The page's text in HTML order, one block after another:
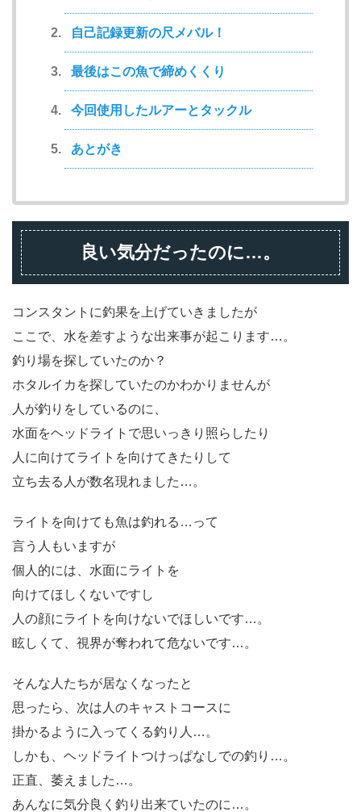
自己記録更新の尺メバル！
最後はこの魚で締めくくり
今回使用したルアーとタックル
あとがき
良い気分だったのに…。
コンスタントに釣果を上げていきましたが
ここで、水を差すような出来事が起こります…。
釣り場を探していたのか？
ホタルイカを探していたのかわかりませんが
人が釣りをしているのに、
水面をヘッドライトで思いっきり照らしたり
人に向けてライトを向けてきたりして
立ち去る人が数名現れました…。
ライトを向けても魚は釣れる…って
言う人もいますが
個人的には、水面にライトを
向けてほしくないですし
人の顔にライトを向けないでほしいです…。
眩しくて、視界が奪われて危ないです…。
そんな人たちが居なくなったと
思ったら、次は人のキャストコースに
掛かるように入ってくる釣り人…。
しかも、ヘッドライトつけっぱなしでの釣り…。
正直、萎えました…。
あんなに気分良く釣り出来ていたのに…。